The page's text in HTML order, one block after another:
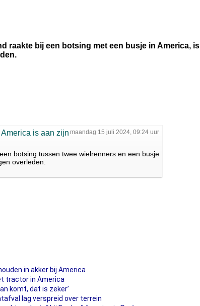
raakte bij een botsing met een busje in America, is
maandag 15 juli 2024, 09:24 uur
is aan zijn
botsing tussen twee wielrenners en een busje
overleden.
in akker bij America
tractor in America
komt, dat is zeker’
lag verspreid over terrein